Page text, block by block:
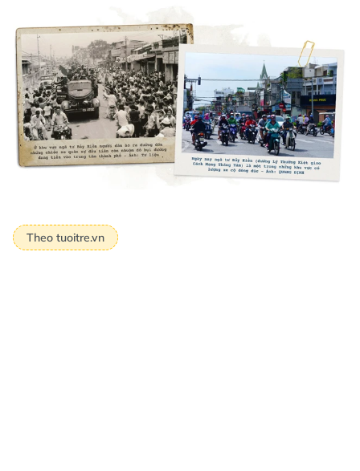
Theo tuoitre.vn